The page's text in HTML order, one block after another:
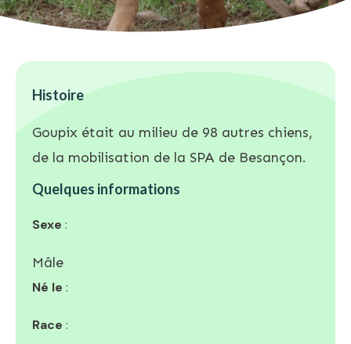
Histoire
Goupix était au milieu de 98 autres chiens,
de la mobilisation de la SPA de Besançon.
Quelques informations
Sexe :
Mâle
Né le :
Race :